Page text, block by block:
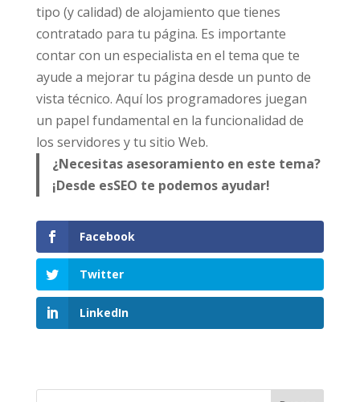
tipo (y calidad) de alojamiento que tienes
contratado para tu página. Es importante
contar con un especialista en el tema que te
ayude a mejorar tu página desde un punto de
vista técnico. Aquí los programadores juegan
un papel fundamental en la funcionalidad de
los servidores y tu sitio Web.
¿Necesitas asesoramiento en este tema?
¡Desde esSEO te podemos ayudar!
Facebook
Twitter
LinkedIn